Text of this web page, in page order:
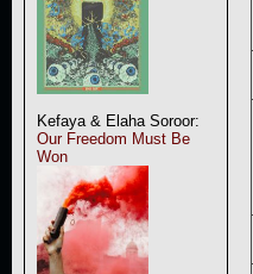
Kefaya & Elaha Soroor:
Our Freedom Must Be
Won